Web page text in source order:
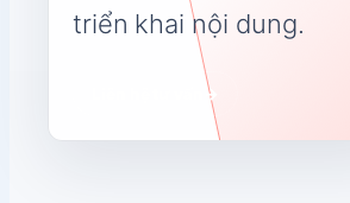
triển khai nội dung.
→